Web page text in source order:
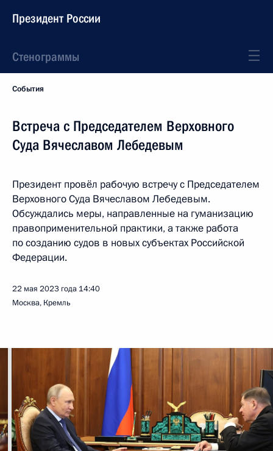
Президент России
Стенограммы
События
Встреча с Председателем Верховного
Суда Вячеславом Лебедевым
Президент провёл рабочую встречу с Председателем
Верховного Суда Вячеславом Лебедевым.
Обсуждались меры, направленные на гуманизацию
правоприменительной практики, а также работа
по созданию судов в новых субъектах Российской
Федерации.
22 мая 2023 года 14:40
Москва, Кремль